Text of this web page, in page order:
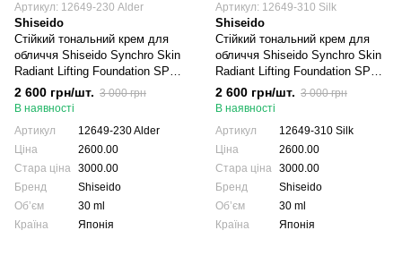
Артикул: 12649-230 Alder
Shiseido
Стійкий тональний крем для
обличчя Shiseido Synchro Skin
Radiant Lifting Foundation SPF
30 230 Alder 30 мл
2 600 грн/шт. 3 000 грн
В наявності
Артикул
12649-230 Alder
Ціна
2600.00
Стара ціна 3000.00
Бренд
Shiseido
Обʼєм
30 ml
Країна
Японія
Артикул: 12649-310 Silk
Shiseido
Стійкий тональний крем для
обличчя Shiseido Synchro Skin
Radiant Lifting Foundation SPF
30 310 Silk 30 мл
2 600 грн/шт. 3 000 грн
В наявності
Артикул
12649-310 Silk
Ціна
2600.00
Стара ціна 3000.00
Бренд
Shiseido
Обʼєм
30 ml
Країна
Японія